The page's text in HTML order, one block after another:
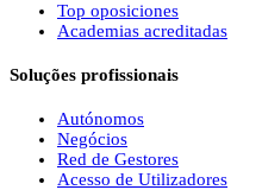
Top oposiciones
Academias acreditadas
Soluções profissionais
Autónomos
Negócios
Red de Gestores
Acesso de Utilizadores